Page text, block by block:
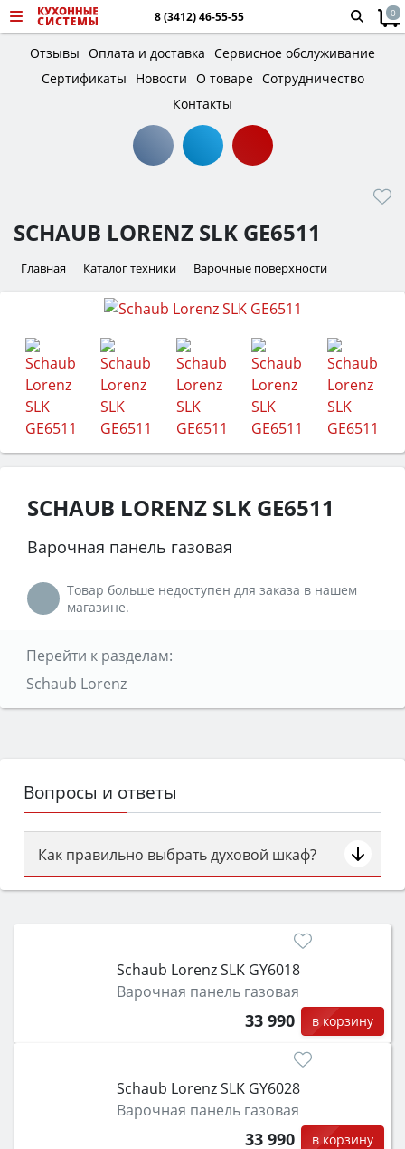
8 (3412) 46-55-55 0
Отзывы Оплата и доставка Сервисное обслуживание
Сертификаты
Новости О товаре Сотрудничество
Контакты
SCHAUB LORENZ SLK GE6511
Главная Каталог техники Варочные поверхности
SCHAUB LORENZ SLK GE6511
Варочная панель газовая
Товар больше недоступен для заказа в нашем
магазине.
Перейти к разделам:
Schaub Lorenz
Вопросы и ответы
Как правильно выбрать духовой шкаф?
Сначала определитесь с типом (газовый или
затем смотрите на объём 50–70 л для семьи,
функции (конвекция, гриль, самоочистка,
защита от детей).
Schaub Lorenz SLK GY6018
Варочная панель газовая
33 990 в корзину
Schaub Lorenz SLK GY6028
Варочная панель газовая
33 990 в корзину